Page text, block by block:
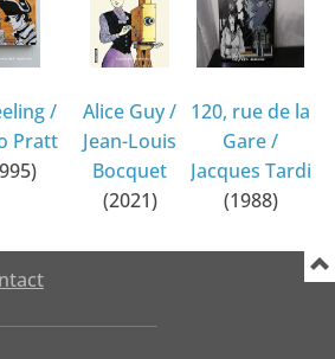
/
Pratt
Alice Guy/
Jean-Louis
Bocquet
(2021)
120, rue de la
Gare/
Jacques Tardi
(1988)